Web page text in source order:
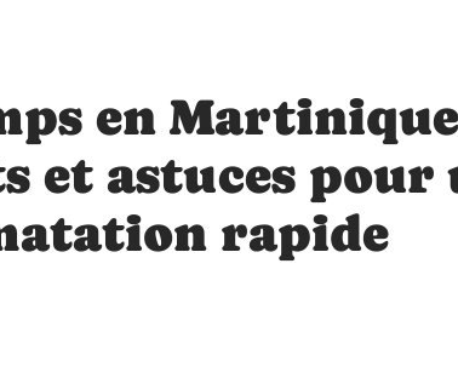
en
et astuces pour
rapide